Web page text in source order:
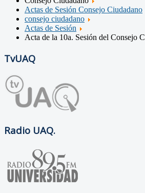
Actas de Sesión Consejo Ciudadano
consejo ciudadano
Actas de Sesión
Acta de la 10a. Sesión del Consejo
TvUAQ
Radio UAQ.